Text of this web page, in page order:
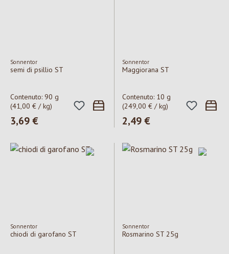
Sonnentor
semi di psillio ST
Contenuto: 90 g
(41,00 € / kg)
Prezzo normale:
3,69 €
Sonnentor
Maggiorana ST
Contenuto: 10 g
(249,00 € / kg)
Prezzo normale:
2,49 €
Sonnentor
chiodi di garofano ST
Sonnentor
Rosmarino ST 25g